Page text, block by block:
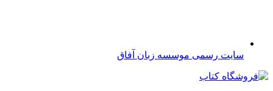
سایت رسمی موسسه زبان آفاق